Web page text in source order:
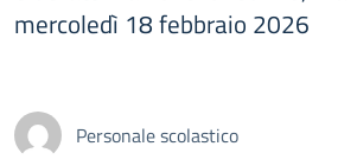
mercoledì 18 febbraio 2026
Personale scolastico